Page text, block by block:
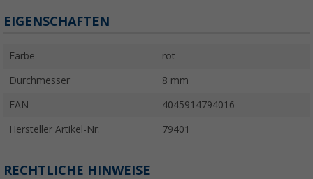
EIGENSCHAFTEN
Farbe rot
Durchmesser 8 mm
EAN 4045914794016
Hersteller Artikel-Nr. 79401
RECHTLICHE HINWEISE